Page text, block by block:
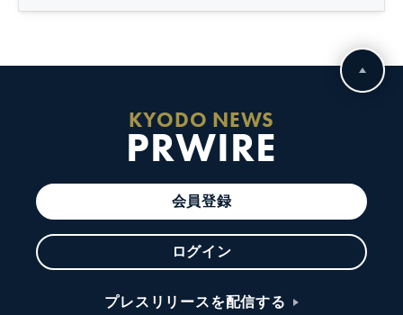
KYODO NEWS
PRWIRE
会員登録
ログイン
プレスリリースを配信する